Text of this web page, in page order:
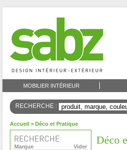
MOBILIER INTÉRIEUR
RECHERCHE :
Accueil > Déco et Pratique
Vider
Marque
Déco